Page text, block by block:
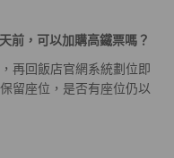
前，可以加購高鐵票嗎？
再回飯店官網系統劃位即
留座位，是否有座位仍以